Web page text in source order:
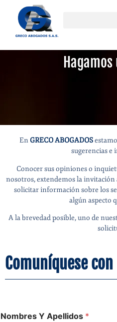
En GRECO ABOGADOS
sugerencias e
Conocer sus opiniones o
nosotros, extendemos la
solicitar información sobre los
algún aspecto
A la brevedad posible, uno de
Comuníquese
Nombres Y Apellidos *